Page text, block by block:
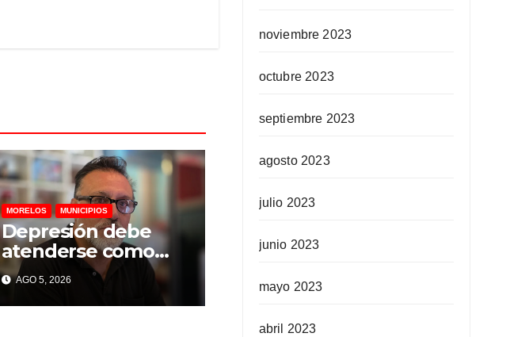
MORELOS MUNICIPIOS
Depresión debe
atenderse como
una enfermedad
mental para
prevenir el suicidio:
AGO 5, 2026
noviembre 2023
octubre 2023
septiembre 2023
agosto 2023
julio 2023
junio 2023
mayo 2023
abril 2023